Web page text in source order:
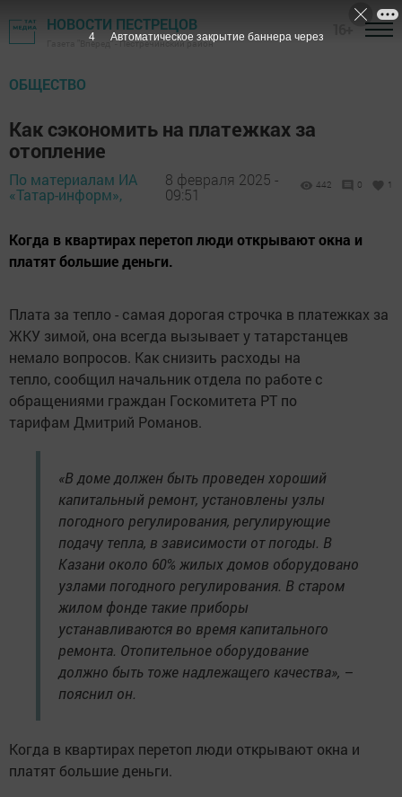
НОВОСТИ ПЕСТРЕЦОВ
Газета "Вперед" - Пестречинский район
ОБЩЕСТВО
Как сэкономить на платежках за
отопление
По материалам ИА
«Татар-информ»,
8 февраля 2025 -
09:51
442 0 1
Когда в квартирах перетоп люди открывают окна и
платят большие деньги.
Плата за тепло - самая дорогая строчка в платежках за
ЖКУ зимой, она всегда вызывает у татарстанцев
немало вопросов. Как снизить расходы на
тепло, сообщил начальник отдела по работе с
обращениями граждан Госкомитета РТ по
тарифам Дмитрий Романов.
«В доме должен быть проведен хороший
капитальный ремонт, установлены узлы
погодного регулирования, регулирующие
подачу тепла, в зависимости от погоды. В
Казани около 60% жилых домов оборудовано
узлами погодного регулирования. В старом
жилом фонде такие приборы
устанавливаются во время капитального
ремонта. Отопительное оборудование
должно быть тоже надлежащего качества», –
пояснил он.
Когда в квартирах перетоп люди открывают окна и
платят большие деньги.
3 Автоматическое закрытие баннера через